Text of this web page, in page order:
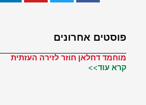
פוסטים אחרונים
מוחמד דחלאן חוזר לזירה העזתית
קרא עוד>>